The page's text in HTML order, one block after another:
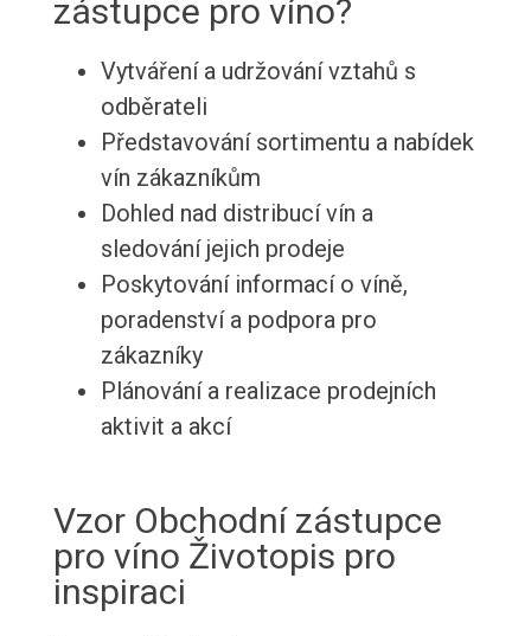
zástupce pro víno?
Vytváření a udržování vztahů s
odběrateli
Představování sortimentu a nabídek
vín zákazníkům
Dohled nad distribucí vín a
sledování jejich prodeje
Poskytování informací o víně,
poradenství a podpora pro
zákazníky
Plánování a realizace prodejních
aktivit a akcí
Vzor Obchodní zástupce
pro víno Životopis pro
inspiraci